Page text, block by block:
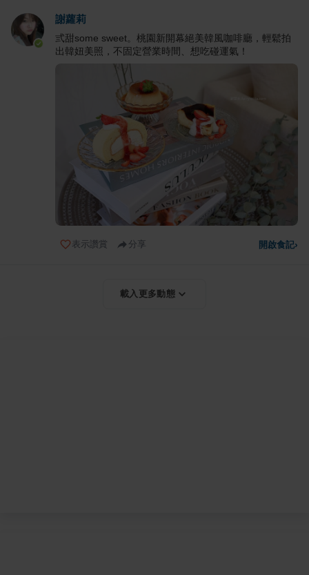
謝蘿莉
弎甜some sweet。桃園新開幕絕美韓風咖啡廳，輕鬆拍
出韓妞美照，不固定營業時間、想吃碰運氣！
表示讚賞 分享 開啟食記›
載入更多動態